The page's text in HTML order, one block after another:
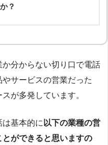
？
か分からない切り口で電話
サービスの営業だった
が多発しています。
基本的に 以下の業種の営
ができると思いますの